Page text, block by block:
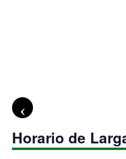
Horario de